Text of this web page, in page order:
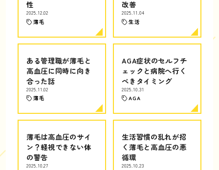
性
2025.12.02
薄毛
改善
2025.11.04
生活
ある管理職が薄毛と
高血圧に同時に向き
合った話
2025.11.02
薄毛
AGA症状のセルフチ
ェックと病院へ行く
べきタイミング
2025.10.31
AGA
薄毛は高血圧のサイ
ン？軽視できない体
の警告
2025.10.27
生活習慣の乱れが招
く薄毛と高血圧の悪
循環
2025.10.23